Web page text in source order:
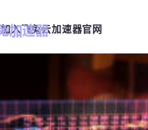
加入飞兔云加速器官网